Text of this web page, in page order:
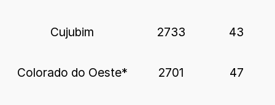
Cujubim 2733 43
Colorado do Oeste* 2701 47